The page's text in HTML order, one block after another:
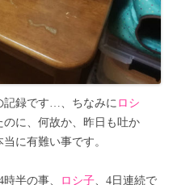
記録です…、ちなみに ロシ
のに、何故か、昨日も吐か
に有難い事です。
半の事、 ロシ子 、4日連続で